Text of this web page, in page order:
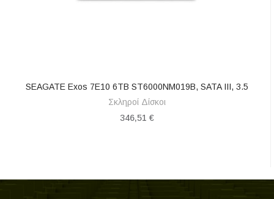
ΑΓΟΡΆ
Ugreen HDMI 2.1 Braided Cable HDMI Male - HDMI Male 3m
(80602) (UGR80602)
Καλώδια Audio/Video